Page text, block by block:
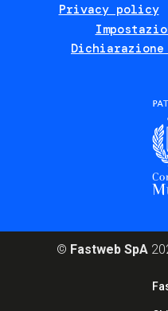
Privacy policy
© Fastweb SpA